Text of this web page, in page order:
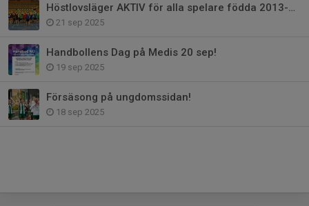
Höstlovsläger AKTIV för alla spelare födda 2013-2016 - anmälan öppen!
21 sep 2025
Handbollens Dag på Medis 20 sep!
19 sep 2025
Försäsong på ungdomssidan!
18 sep 2025